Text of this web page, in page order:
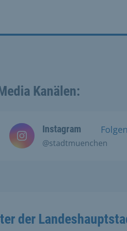
Kanälen:
Instagram
@stadtmuenchen
Folgen
der